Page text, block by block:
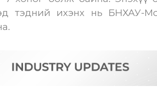
тэдний ихэнх нь БНХАУ-